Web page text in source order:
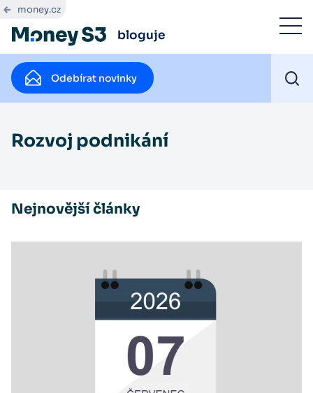
money.cz
bloguje
Odebírat novinky
Rozvoj podnikání
Nejnovější články